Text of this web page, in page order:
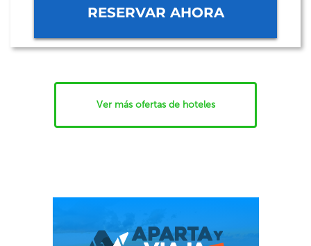
RESERVAR AHORA
Ver más ofertas de hoteles